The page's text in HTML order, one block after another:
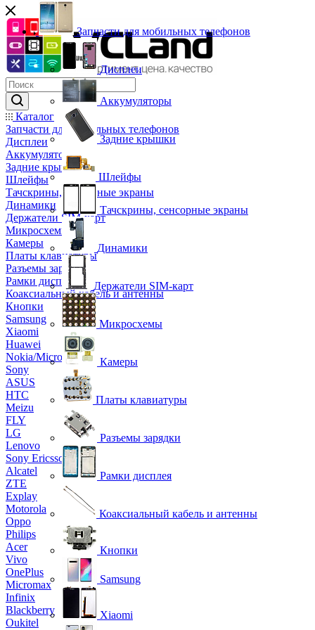
Каталог
Запчасти для мобильных телефонов
Дисплеи
Аккумуляторы
Задние крышки
Шлейфы
Тачскрины, сенсорные экраны
Динамики
Держатели SIM-карт
Микросхемы
Камеры
Платы клавиатуры
Разъемы зарядки
Рамки дисплея
Коаксиальный кабель и антенны
Кнопки
Samsung
Xiaomi
Huawei
Nokia/Microsoft
Sony
ASUS
HTC
Meizu
FLY
LG
Lenovo
Sony Ericsson
Alcatel
ZTE
Explay
Motorola
Oppo
Philips
Acer
Vivo
OnePlus
Micromax
Infinix
Blackberry
Oukitel
Запчасти для мобильных телефонов
Дисплеи
Аккумуляторы
Задние крышки
Шлейфы
Тачскрины, сенсорные экраны
Динамики
Держатели SIM-карт
Микросхемы
Камеры
Платы клавиатуры
Разъемы зарядки
Рамки дисплея
Коаксиальный кабель и антенны
Кнопки
Samsung
Xiaomi